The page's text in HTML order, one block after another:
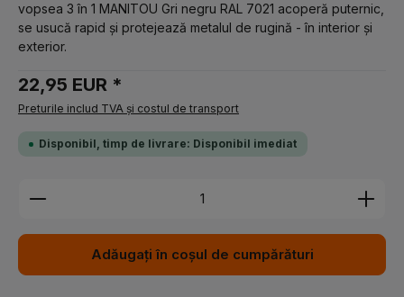
vopsea 3 în 1 MANITOU Gri negru RAL 7021 acoperă puternic,
se usucă rapid și protejează metalul de rugină - în interior și
exterior.
22,95 EUR *
Preturile includ TVA și costul de transport
Disponibil, timp de livrare: Disponibil imediat
Cantitate produs: Introduceți cantitatea dorită
Adăugați în coșul de cumpărături